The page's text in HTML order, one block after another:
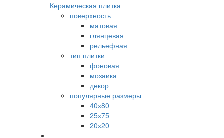
Керамическая плитка
поверхность
матовая
глянцевая
рельефная
тип плитки
фоновая
мозаика
декор
популярные размеры
40х80
25х75
20х20